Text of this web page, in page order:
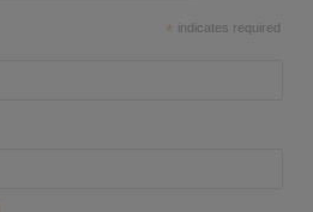
* indicates required